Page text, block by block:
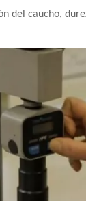
del caucho,